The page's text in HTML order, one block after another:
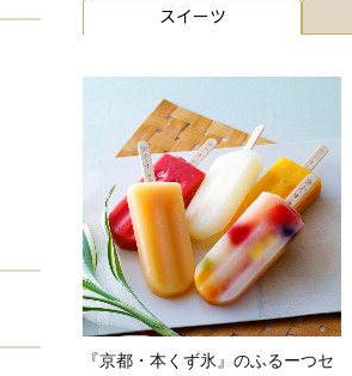
スイーツ
『京都・本くず氷』のふるーつセ